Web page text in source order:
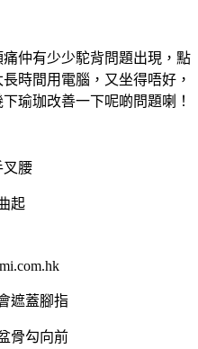
仲有少少駝背問題出現，點
時間用電腦，又坐得唔好，
瑜珈改善一下呢啲問題喇！
叉腰
起
遮蓋腳指
骨勾向前